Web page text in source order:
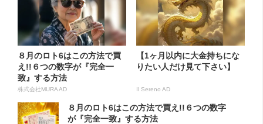
８月のロト6はこの方法で買
え!!６つの数字が『完全一
致』する方法
株式会社MURA AD
【1ヶ月以内に大金持ちにな
りたい人だけ見て下さい】
Il Sereno AD
８月のロト6はこの方法で買え!!６つの数字
が『完全一致』する方法